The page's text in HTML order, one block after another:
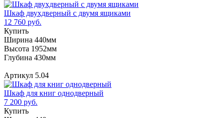
Шкаф двухдверный с двумя ящиками
12 760 руб.
Купить
Ширина 440мм
Высота 1952мм
Глубина 430мм
Артикул 5.04
Шкаф для книг однодверный
7 200 руб.
Купить